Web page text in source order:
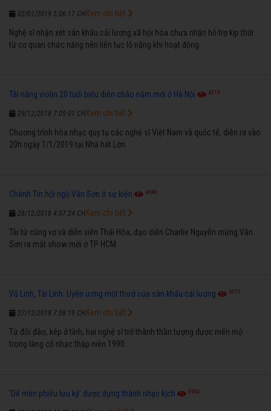
02/01/2019 5:06:17 CH
Nghệ sĩ nhận xét sân khấu cải lương xã hội hóa chưa nhận hỗ trợ kịp thời
từ cơ quan chức năng nên liên tục lỗ nặng khi hoạt động.
Xem chi tiết
Tài năng violin 20 tuổi biểu diễn chào năm mới ở Hà Nội 4213
29/12/2018 7:09:01 CH
Chương trình hòa nhạc quy tụ các nghệ sĩ Việt Nam và quốc tế, diễn ra vào
20h ngày 1/1/2019 tại Nhà hát Lớn.
Xem chi tiết
Chánh Tín hội ngộ Vân Sơn ở sự kiện 4649
28/12/2018 4:07:24 CH
Tài tử cùng vợ và diễn viên Thái Hòa, đạo diễn Charlie Nguyễn mừng Vân
Sơn ra mắt show mới ở TP HCM.
Xem chi tiết
Vũ Linh, Tài Linh: Uyên ương một thưở của sân khấu cải lương 6571
27/12/2018 7:08:19 CH
Từ đôi đào, kép ở tỉnh, hai nghệ sĩ trở thành thần tượng được mến mộ
trong làng cổ nhạc thập niên 1990.
Xem chi tiết
'Dế mèn phiêu lưu ký' được dựng thành nhạc kịch 3662